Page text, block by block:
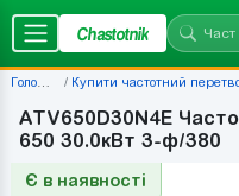
Chastotnik
Головна Купити частотний перетворювач
ATV650D30N4E
650 30.0кВт 3-ф/380
Є в наявності